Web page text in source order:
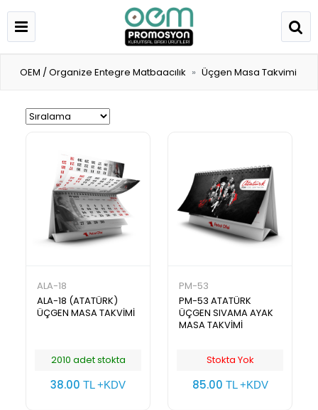
OEM / Organize Entegre Matbaacılık Üçgen Masa Takvimi
ALA-18
ALA-18 (ATATÜRK)
ÜÇGEN MASA TAKVİMİ
2010 adet stokta
38.00 TL +KDV
PM-53
PM-53 ATATÜRK
ÜÇGEN SIVAMA AYAK
MASA TAKVİMİ
Stokta Yok
85.00 TL +KDV